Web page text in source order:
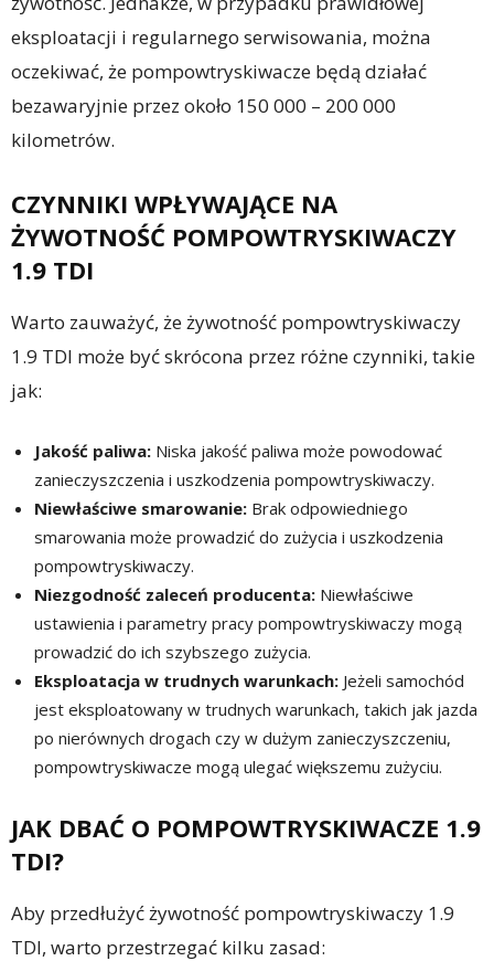
eksploatacji i regularnego serwisowania, można
oczekiwać, że pompowtryskiwacze będą działać
bezawaryjnie przez około 150 000 – 200 000
kilometrów.
CZYNNIKI WPŁYWAJĄCE NA
ŻYWOTNOŚĆ POMPOWTRYSKIWACZY
1.9 TDI
Warto zauważyć, że żywotność pompowtryskiwaczy
1.9 TDI może być skrócona przez różne czynniki, takie
jak:
Jakość paliwa: Niska jakość paliwa może powodować
zanieczyszczenia i uszkodzenia pompowtryskiwaczy.
Niewłaściwe smarowanie: Brak odpowiedniego
smarowania może prowadzić do zużycia i uszkodzenia
pompowtryskiwaczy.
Niezgodność zaleceń producenta: Niewłaściwe
ustawienia i parametry pracy pompowtryskiwaczy mogą
prowadzić do ich szybszego zużycia.
Eksploatacja w trudnych warunkach: Jeżeli samochód
jest eksploatowany w trudnych warunkach, takich jak jazda
po nierównych drogach czy w dużym zanieczyszczeniu,
pompowtryskiwacze mogą ulegać większemu zużyciu.
JAK DBAĆ O POMPOWTRYSKIWACZE 1.9
TDI?
Aby przedłużyć żywotność pompowtryskiwaczy 1.9
TDI, warto przestrzegać kilku zasad: